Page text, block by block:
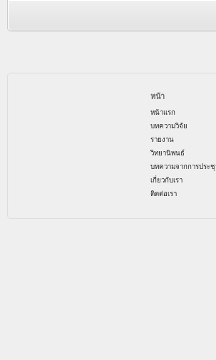
หน้า
หน้าแรก
บทความวิจัย
รายงาน
วิทยานิพนธ์
บทความจากการประ
เกี่ยวกับเรา
ติดต่อเรา